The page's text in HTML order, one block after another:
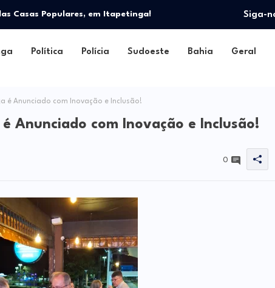
Casas Populares, em Itapetinga!
e oficializa disputa por vaga na Assembleia Siga-
Política Polícia Sudoeste Bahia Geral
é Anunciado com Inovação e Inclusão!
Anunciado com Inovação e Inclusão!
0